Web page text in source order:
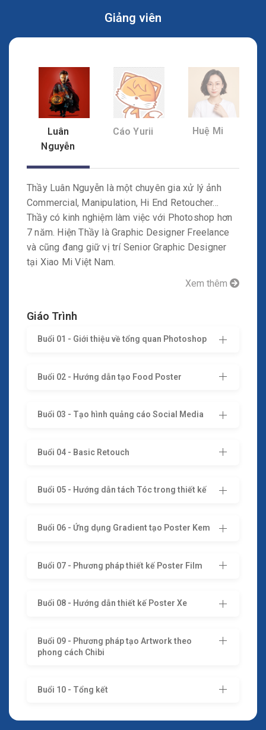
Học Qua Hình Thức Trực Tuyến Zoom Với Giảng
Viên Có Gì Khác Với Offline Không?
Cùng xem cảm nhận của các bạn học viên khi tham gia
hình thức này nhé.
Giảng viên
Luân
Nguyễn
Cáo Yurii Huệ Mi
Thầy Luân Nguyễn là một chuyên gia xử lý ảnh
Commercial, Manipulation, Hi End Retoucher...
Thầy có kinh nghiệm làm việc với Photoshop hơn
7 năm. Hiện Thầy là Graphic Designer Freelance
và cũng đang giữ vị trí Senior Graphic Designer
tại Xiao Mi Việt Nam.
Xem thêm
Giáo Trình
Buổi 01 - Giới thiệu về tổng quan Photoshop
Buổi 02 - Hướng dẫn tạo Food Poster
Buổi 03 - Tạo hình quảng cáo Social Media
Buổi 04 - Basic Retouch
Buổi 05 - Hướng dẫn tách Tóc trong thiết kế
Buổi 06 - Ứng dụng Gradient tạo Poster Kem
Buổi 07 - Phương pháp thiết kế Poster Film
Buổi 08 - Hướng dẫn thiết kế Poster Xe
Buổi 09 - Phương pháp tạo Artwork theo
phong cách Chibi
Buổi 10 - Tổng kết